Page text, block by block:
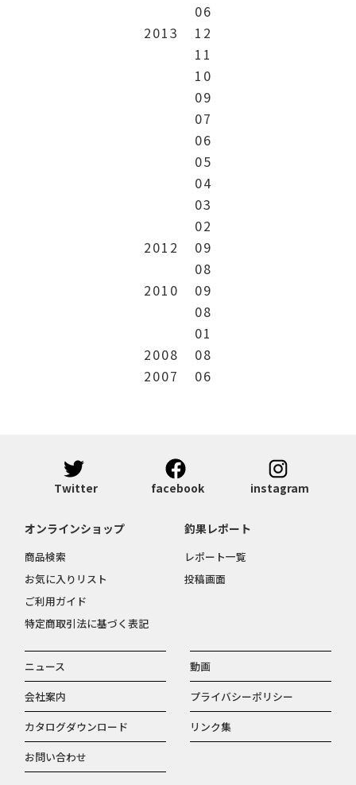
06
2013
12
11
10
09
07
06
05
04
03
02
2012
09
08
2010
09
08
01
2008
08
2007
06
Twitter facebook instagram
ニュース
動画
会社案内
プライバシーポリシー
カタログダウンロード
リンク集
お問い合わせ
オンラインショップ
商品検索
お気に入りリスト
ご利用ガイド
特定商取引法に基づく表記
釣果レポート
レポート一覧
投稿画面